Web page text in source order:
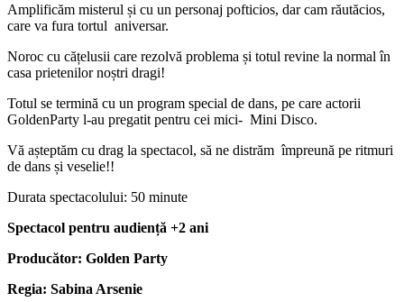
Amplificăm misterul și cu un personaj pofticios, dar cam răutăcios,
care va fura tortul aniversar.
Noroc cu cățelusii care rezolvă problema și totul revine la normal în
casa prietenilor noștri dragi!
Totul se termină cu un program special de dans, pe care actorii
GoldenParty l-au pregatit pentru cei mici- Mini Disco.
Vă așteptăm cu drag la spectacol, să ne distrăm împreună pe ritmuri
de dans și veselie!!
Durata spectacolului: 50 minute
Spectacol pentru audiență +2 ani
Producător: Golden Party
Regia: Sabina Arsenie